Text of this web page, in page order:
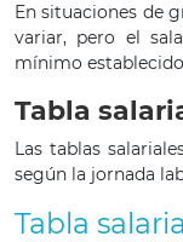
En situaciones de
variar, pero el
mínimo
Tabla
Las tablas
según la jornada
Tabla